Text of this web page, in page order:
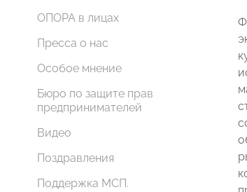
ОПОРА в лицах
Пресса о нас
Особое мнение
Бюро по защите прав
предпринимателей
Видео
Поздравления
Поддержка МСП.